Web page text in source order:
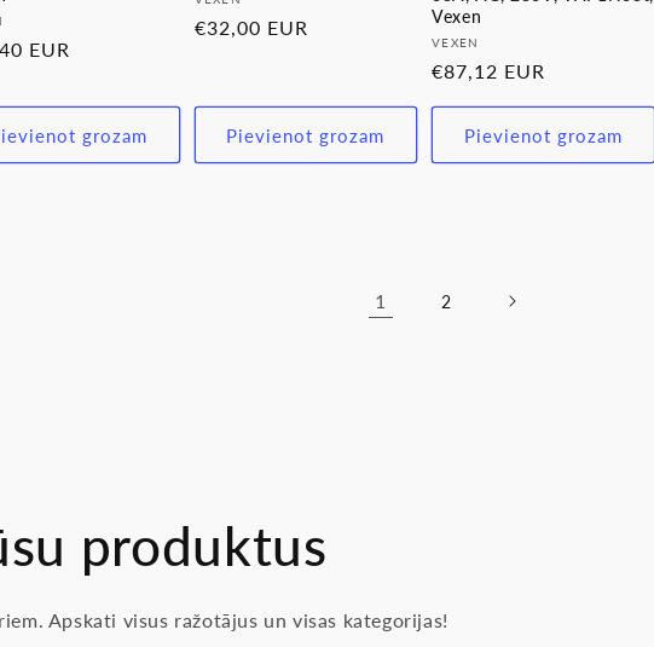
EUR
grozam
Parastā
€32,00 EUR
Pievienot grozam
Vexen
Pārdevējs:
VEXEN
Parastā
cena
€87,12 EUR
Pievienot grozam
1 2
produktus
Apskati visus ražotājus un visas kategorijas!